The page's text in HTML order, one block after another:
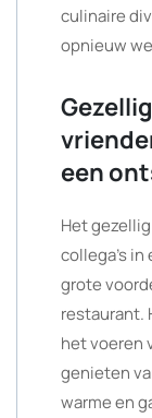
culinaire
opnieuw
een
Het
collega’s
grote
restaurant.
het voeren
genieten
warme en